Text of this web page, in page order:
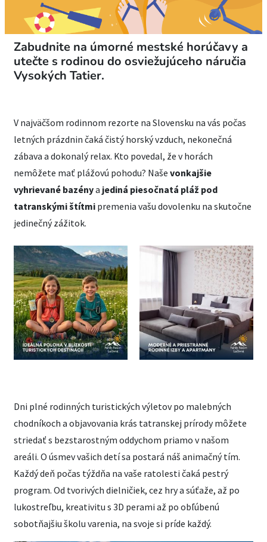
Zabudnite na úmorné mestské horúčavy a
utečte s rodinou do osviežujúceho náručia
Vysokých Tatier.
V najväčšom rodinnom rezorte na Slovensku na vás počas
letných prázdnin čaká čistý horský vzduch, nekonečná
zábava a dokonalý relax. Kto povedal, že v horách
nemôžete mať plážovú pohodu? Naše vonkajšie
vyhrievané bazénya jediná piesočnatá pláž pod
tatranskými štítmi premenia vašu dovolenku na skutočne
jedinečný zážitok.
Dni plné rodinných turistických výletov po malebných
chodníkoch a objavovania krás tatranskej prírody môžete
striedať s bezstarostným oddychom priamo v našom
areáli. O úsmev vašich detí sa postará náš animačný tím.
Každý deň počas týždňa na vaše ratolesti čaká pestrý
program. Od tvorivých dielničiek, cez hry a súťaže, až po
lukostreľbu, kreativitu s 3D perami až po obľúbenú
sobotňajšiu školu varenia, na svoje si príde každý.